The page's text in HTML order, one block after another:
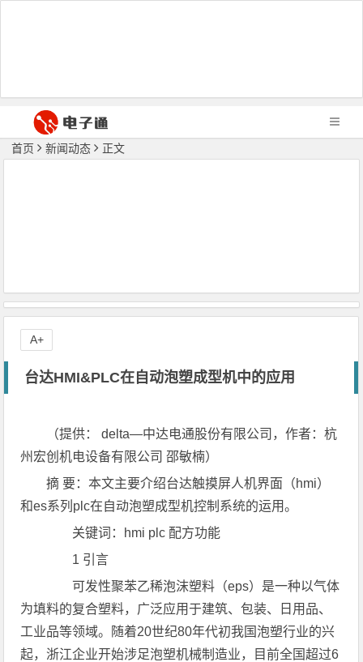
首页 新闻动态 正文
台达HMI&PLC在自动泡塑成型机中的应用
（提供： delta—中达电通股份有限公司，作者：杭
州宏创机电设备有限公司 邵敏楠）
摘 要：本文主要介绍台达触摸屏人机界面（hmi）
和es系列plc在自动泡塑成型机控制系统的运用。
关键词：hmi plc 配方功能
1 引言
可发性聚苯乙稀泡沫塑料（eps）是一种以气体
为填料的复合塑料，广泛应用于建筑、包装、日用品、
工业品等领域。随着20世纪80年代初我国泡塑行业的兴
起，浙江企业开始涉足泡塑机械制造业，目前全国超过6
A+